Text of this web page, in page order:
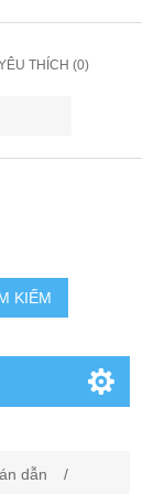
THÍCH (0)
KIẾM
dẫn
/